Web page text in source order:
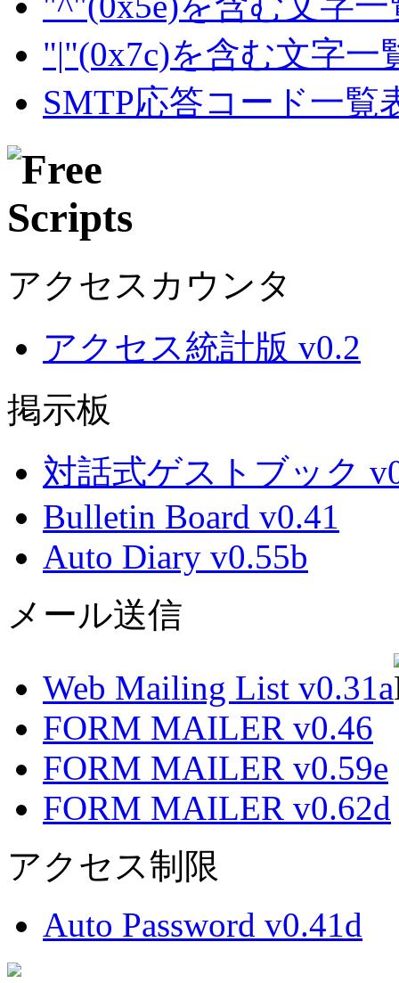
"|"(0x7c)を含む文字一
SMTP応答コード一覧
アクセスカウンタ
アクセス統計版 v0.2
掲示板
対話式ゲストブック
Bulletin Board v0.41
Auto Diary v0.55b
メール送信
Web Mailing List v0.31a
FORM MAILER v0.46
FORM MAILER v0.59e
FORM MAILER v0.62d
アクセス制限
Auto Password v0.41d